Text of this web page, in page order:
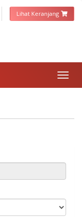
Lihat Keranjang